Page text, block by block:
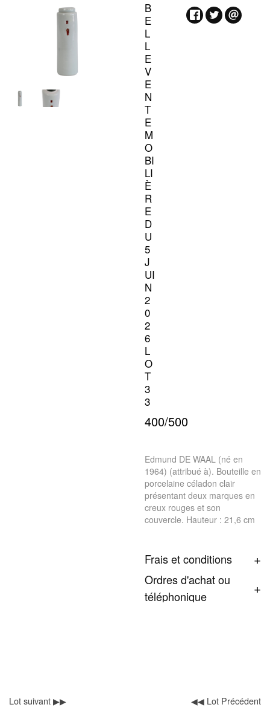
B
E
L
L
E
V
E
N
T
E
M
O
BI
LI
È
R
E
D
U
5
J
UI
N
2
0
2
6
L
O
T
3
3
400/500
Edmund DE WAAL (né en
1964) (attribué à). Bouteille en
porcelaine céladon clair
présentant deux marques en
creux rouges et son
couvercle. Hauteur : 21,6 cm
Frais et conditions
Ordres d'achat ou
téléphonique
Lot suivant ▶▶ ◀◀ Lot Précédent